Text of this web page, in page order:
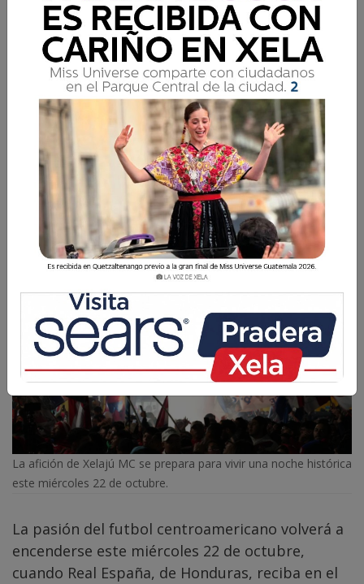
Xelajú MC sueña con la
gloria en las semis de la
Copa Centroamericana
El encuentro está programado para las 20 horas
y promete grandes emociones entre dos clubes
históricos del Istmo.
La Voz de Xela 22 Octubre 2025 09:57
La afición de Xelajú MC se prepara para vivir una noche histórica
este miércoles 22 de octubre.
La pasión del futbol centroamericano volverá a
encenderse este miércoles 22 de octubre,
cuando Real España, de Honduras, reciba en el